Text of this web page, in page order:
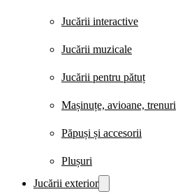
Jucării interactive
Jucării muzicale
Jucării pentru pătuț
Mașinuțe, avioane, trenuri
Păpuși și accesorii
Plușuri
Jucării exterior